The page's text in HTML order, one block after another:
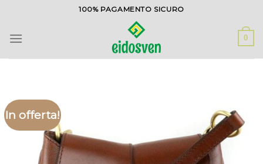
contenuti
100% PAGAMENTO SICURO
0
In offerta!